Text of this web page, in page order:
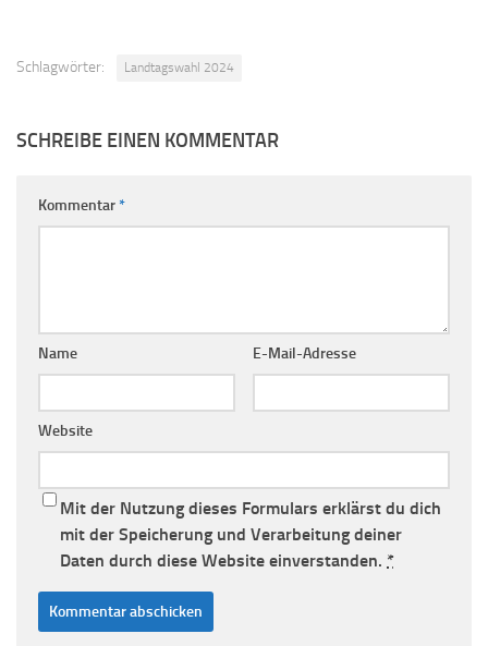
Schlagwörter: Landtagswahl 2024
SCHREIBE EINEN KOMMENTAR
Kommentar*
Name E-Mail-Adresse
Website
Mit der Nutzung dieses Formulars erklärst du dich
mit der Speicherung und Verarbeitung deiner
Daten durch diese Website einverstanden. *